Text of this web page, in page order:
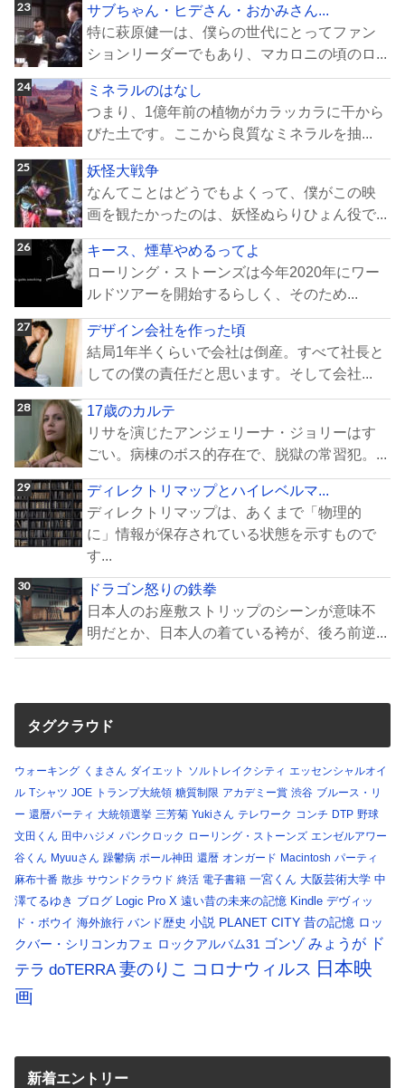
サブちゃん・ヒデさん・おかみさん...
特に萩原健一は、僕らの世代にとってファン
ションリーダーでもあり、マカロニの頃のロ...
ミネラルのはなし
つまり、1億年前の植物がカラッカラに干から
びた土です。ここから良質なミネラルを抽...
妖怪大戦争
なんてことはどうでもよくって、僕がこの映
画を観たかったのは、妖怪ぬらりひょん役で...
キース、煙草やめるってよ
ローリング・ストーンズは今年2020年にワー
ルドツアーを開始するらしく、そのため...
デザイン会社を作った頃
結局1年半くらいで会社は倒産。すべて社長と
しての僕の責任だと思います。そして会社...
17歳のカルテ
リサを演じたアンジェリーナ・ジョリーはす
ごい。病棟のボス的存在で、脱獄の常習犯。...
ディレクトリマップとハイレベルマ...
ディレクトリマップは、あくまで「物理的
に」情報が保存されている状態を示すもので
す...
ドラゴン怒りの鉄拳
日本人のお座敷ストリップのシーンが意味不
明だとか、日本人の着ている袴が、後ろ前逆...
タグクラウド
ウォーキング くまさん ダイエット ソルトレイクシティ エッセンシャルオイ
ル Tシャツ JOE トランプ大統領 糖質制限 アカデミー賞 渋谷 ブルース・リ
ー 還暦パーティ 大統領選挙 三芳菊 Yukiさん テレワーク コンチ DTP 野球
文田くん 田中ハジメ パンクロック ローリング・ストーンズ エンゼルアワー
谷くん Myuuさん 躁鬱病 ポール神田 還暦 オンガード Macintosh パーティ
麻布十番 散歩 サウンドクラウド 終活 電子書籍 一宮くん 大阪芸術大学 中
澤てるゆき ブログ Logic Pro X 遠い昔の未来の記憶 Kindle デヴィッ
ド・ボウイ 海外旅行 バンド歴史 小説 PLANET CITY 昔の記憶 ロッ
クバー・シリコンカフェ ロックアルバム31 ゴンゾ みょうが
ド
テラ doTERRA 妻のりこ コロナウィルス 日本映
画
新着エントリー